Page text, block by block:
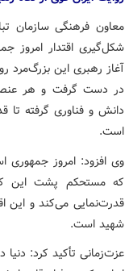
معاون فرهنگی سازمان
شکل‌گیری اقتدار امروز
آغاز رهبری این بزرگ‌مرد
در دست گرفت و هر عنصر
دانش و فناوری گرفته
است.
وی افزود: امروز جمهوری
که مستحکم پشت این
قدرت‌نمایی می‌کند و این
شهید است.
عزت‌زمانی تأکید کرد: